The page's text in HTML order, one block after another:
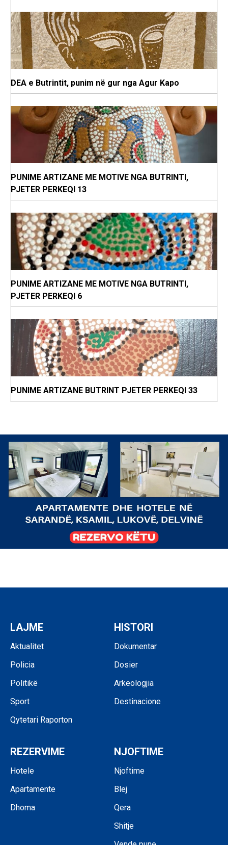
DEA e Butrintit, punim në gur nga Agur Kapo
PUNIME ARTIZANE ME MOTIVE NGA BUTRINTI,
PJETER PERKEQI 13
PUNIME ARTIZANE ME MOTIVE NGA BUTRINTI,
PJETER PERKEQI 6
PUNIME ARTIZANE BUTRINT PJETER PERKEQI 33
LAJME
Aktualitet
Policia
Politikë
Sport
Qytetari Raporton
HISTORI
Dokumentar
Dosier
Arkeologjia
Destinacione
REZERVIME
Hotele
Apartamente
Dhoma
NJOFTIME
Njoftime
Blej
Qera
Shitje